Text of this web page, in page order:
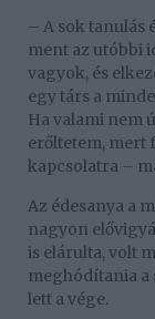
– A sok tanulás
ment az utóbbi
vagyok, és
egy társ a
Ha valami nem
erőltetem, mert
kapcsolatra –
Az édesanya a
nagyon
is elárulta, volt
meghódítania a
lett a vége.